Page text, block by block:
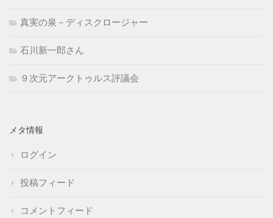
真実の泉－ディスクロージャー
石川新一郎さん
９次元アークトゥルス評議会
メタ情報
ログイン
投稿フィード
コメントフィード